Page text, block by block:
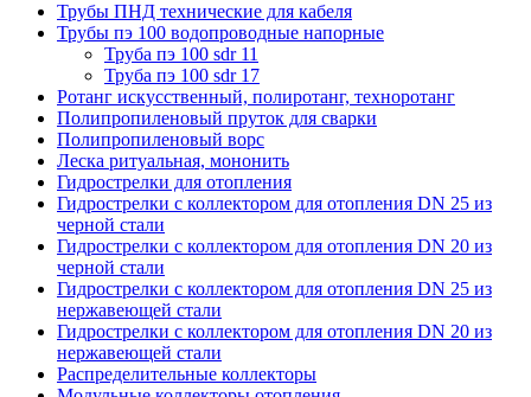
Трубы ПНД технические для кабеля
Трубы пэ 100 водопроводные напорные
Труба пэ 100 sdr 11
Труба пэ 100 sdr 17
Ротанг искусственный, полиротанг, техноротанг
Полипропиленовый пруток для сварки
Полипропиленовый ворс
Леска ритуальная, мононить
Гидрострелки для отопления
Гидрострелки с коллектором для отопления DN 25 из
черной стали
Гидрострелки с коллектором для отопления DN 20 из
черной стали
Гидрострелки с коллектором для отопления DN 25 из
нержавеющей стали
Гидрострелки с коллектором для отопления DN 20 из
нержавеющей стали
Распределительные коллекторы